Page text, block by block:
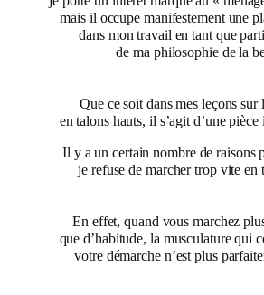
mais il occupe manifestement une
dans mon travail en tant que
de ma philosophie de la
Que ce soit dans mes leçons sur
en talons hauts, il s’agit d’une
Il y a un certain nombre de raisons
je refuse de marcher trop vite en
En effet, quand vous marchez
que d’habitude, la musculature qui
votre démarche n’est plus